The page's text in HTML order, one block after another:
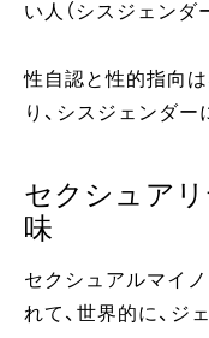
い人（シスジェンダ
性自認と性的指向
り、シスジェンダー
セクシュア
味
セクシュアルマイ
れて、世界的に、ジ